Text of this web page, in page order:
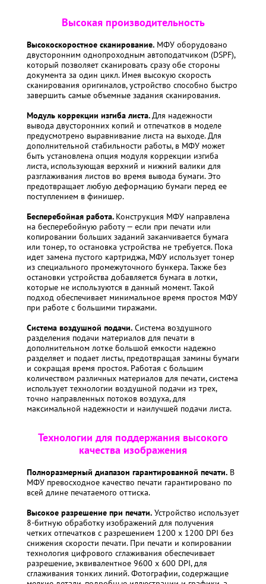
Высокая производительность
Высокоскоростное сканирование. МФУ оборудовано
двусторонним однопроходным автоподатчиком (DSPF),
который позволяет сканировать сразу обе стороны
документа за один цикл. Имея высокую скорость
сканирования оригиналов, устройство способно быстро
завершить самые объемные задания сканирования.
Модуль коррекции изгиба листа.Для надежности
вывода двусторонних копий и отпечатков в моделе
предусмотрено выравнивание листа на выходе. Для
дополнительной стабильности работы, в МФУ может
быть установлена опция модуля коррекции изгиба
листа, использующая верхний и нижний валики для
разглаживания листов во время вывода бумаги. Это
предотвращает любую деформацию бумаги перед ее
поступлением в финишер.
Бесперебойная работа. Конструкция МФУ направлена
на бесперебойную работу — если при печати или
копировании больших заданий заканчивается бумага
или тонер, то остановка устройства не требуется. Пока
идет замена пустого картриджа, МФУ использует тонер
из специального промежуточного бункера. Также без
остановки устройства добавляется бумага в лотки,
которые не используются в данный момент. Такой
подход обеспечивает минимальное время простоя МФУ
при работе с большими тиражами.
Система воздушной подачи. Система воздушного
разделения подачи материалов для печати в
дополнительном лотке большой емкости надежно
разделяет и подает листы, предотвращая замины бумаги
и сокращая время простоя. Работая с большим
количеством различных материалов для печати, система
использует технологии воздушной подачи из трех,
точно направленных потоков воздуха, для
максимальной надежности и наилучшей подачи листа.
Технологии для поддержания высокого
качества изображения
Полноразмерный диапазон гарантированной печати. В
МФУ превосходное качество печати гарантировано по
всей длине печатаемого оттиска.
Высокое разрешение при печати. Устройство использует
8-битную обработку изображений для получения
четких отпечатков с разрешением 1200 x 1200 DPI без
снижения скорости печати. При печати и копировании
технология цифрового сглаживания обеспечивает
разрешение, эквивалентное 9600 x 600 DPI, для
сглаживания тонких линий. Фотографии, содержащие